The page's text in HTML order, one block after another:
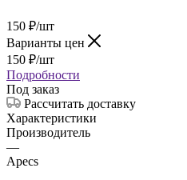
150 ₽/шт
Варианты цен
150 ₽/шт
Подробности
Под заказ
Рассчитать доставку
Характеристики
Производитель
—
Apecs